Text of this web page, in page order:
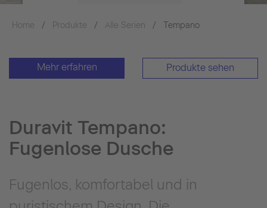
Accept
Home Produkte Alle Serien Tempano
Mehr erfahren Produkte sehen
Duravit Tempano:
Fugenlose Dusche
Fugenlos, komfortabel und in